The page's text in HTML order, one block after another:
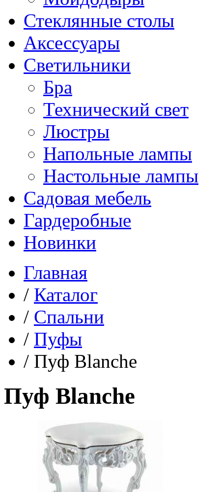
Стеклянные столы
Аксессуары
Светильники
Бра
Технический свет
Люстры
Напольные лампы
Настольные лампы
Садовая мебель
Гардеробные
Новинки
Главная
/ Каталог
/ Спальни
/ Пуфы
/ Пуф Blanche
Пуф Blanche